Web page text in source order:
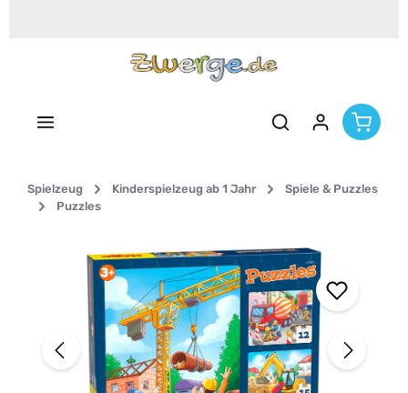
Spielzeug Kinderspielzeug ab 1 Jahr
Spiele & Puzzles
Puzzles
Bildergalerie überspringen